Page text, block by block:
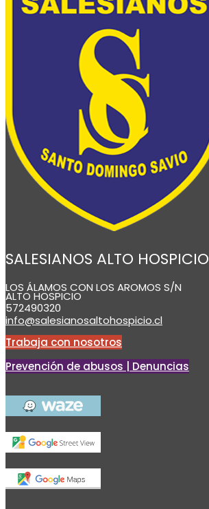
SALESIANOS ALTO HOSPICIO
LOS ÁLAMOS CON LOS AROMOS S/N
ALTO HOSPICIO
572490320
info@salesianosaltohospicio.cl
Trabaja con nosotros
Prevención de abusos | Denuncias